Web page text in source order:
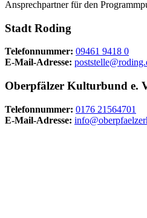
Ansprechpartner für den
Stadt Roding
Telefonnummer: 09461 9418 0
E-Mail-Adresse:
Oberpfälzer Kulturbund e.
Telefonnummer: 0176 21564701
E-Mail-Adresse: